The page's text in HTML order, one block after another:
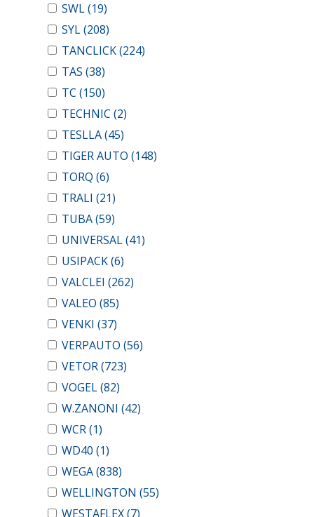
SWL(19)
SYL(208)
TANCLICK(224)
TAS (38)
TC (150)
TECHNIC (2)
TESLLA(45)
TIGER AUTO (148)
TORQ (6)
TRALI (21)
TUBA(59)
UNIVERSAL(41)
USIPACK(6)
VALCLEI (262)
VALEO (85)
VENKI (37)
VERPAUTO (56)
VETOR(723)
VOGEL(82)
W.ZANONI (42)
WCR(1)
WD40 (1)
WEGA(838)
WELLINGTON (55)
WESTAFLEX(7)